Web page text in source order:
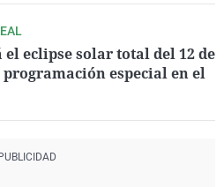
eclipse solar total del 12 de
programación especial en el